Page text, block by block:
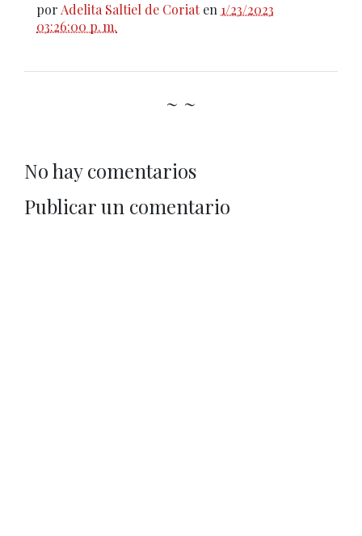
porAdelita Saltiel de Coriat en 1/23/2023
03:26:00 p. m.
~ ~
No hay comentarios
Publicar un comentario